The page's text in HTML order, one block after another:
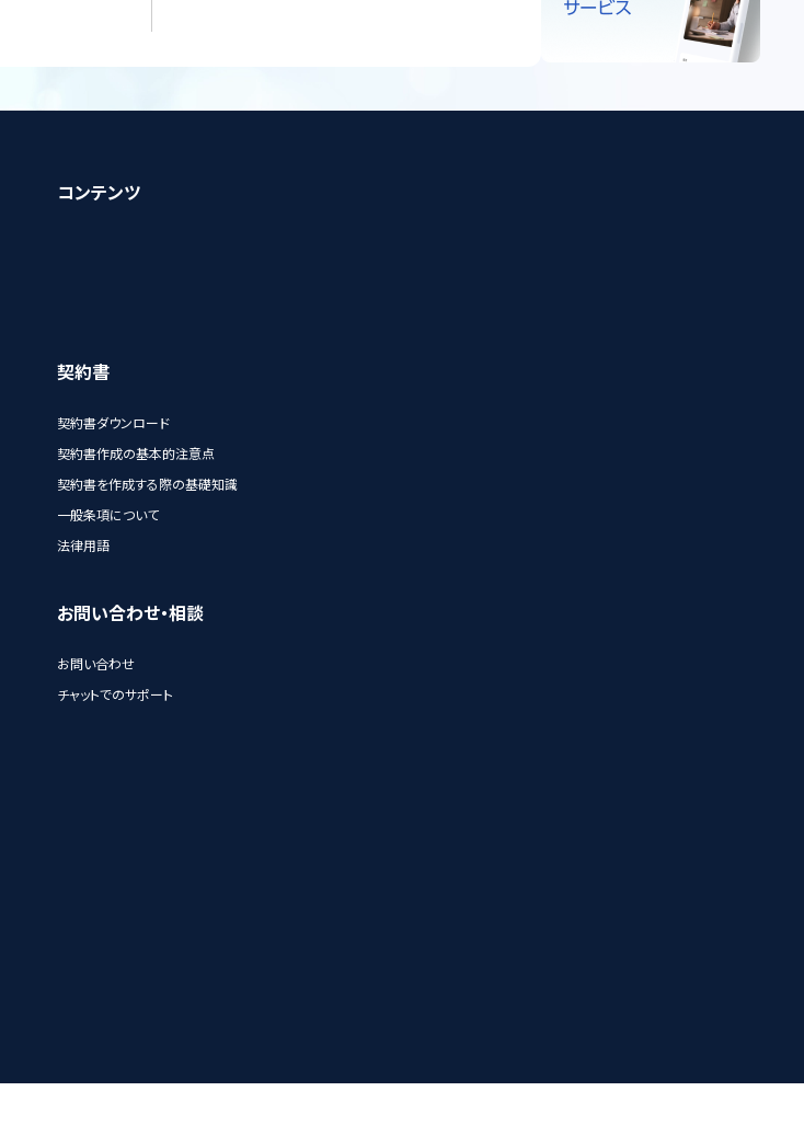
コンテンツ
契約書
契約書ダウンロード
契約書作成の基本的注意点
契約書を作成する際の基礎知識
一般条項について
法律用語
お問い合わせ・相談
お問い合わせ
チャットでのサポート